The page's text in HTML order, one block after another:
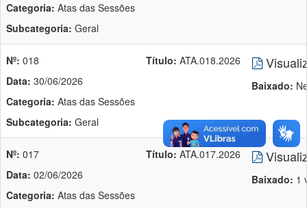
Categoria: Atas das Sessões
Subcategoria: Geral
Nº: 018
Data: 30/06/2026
Categoria: Atas das Sessões
Subcategoria: Geral
Título: ATA.018.2026
Baixado:
Nº: 017
Data: 02/06/2026
Categoria: Atas das Sessões
Título: ATA.017.2026
Baixado: 1